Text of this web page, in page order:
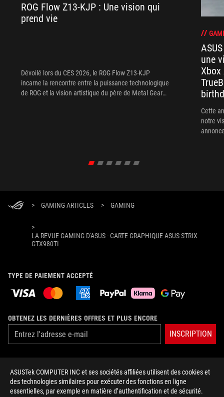
ASUSTek COMPUTER INC et ses sociétés affiliées utilisent des cookies et
des technologies similaires pour exécuter des fonctions en ligne
essentielles, par exemple en matière d’authentification et de sécurité.
ROG Flow Z13-KJP : Une vision qui
prend vie
Dévoilé lors du CES 2026, le ROG Flow Z13‑KJP
incarne la rencontre entre la puissance technologique
de ROG et la vision artistique du père de Metal Gear
une
Xbox
Cette
notre
> GAMING ARTICLES > GAMING
>
LA REVUE GAMING D'ASUS - CARTE GRAPHIQUE ASUS STRIX
GTX980TI
TYPE DE PAIEMENT ACCEPTÉ
OBTENEZ LES DERNIÈRES OFFRES ET PLUS ENCORE
INSCRIPTION
ACCUEIL